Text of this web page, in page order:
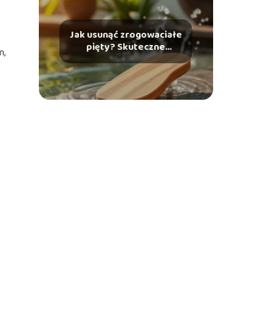
Jak usunąć zrogowaciałe
pięty? Skuteczne
metody i porady